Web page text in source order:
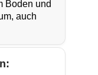
Boden und
auch